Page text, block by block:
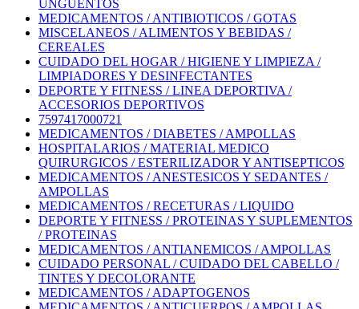
UNGUENTOS
MEDICAMENTOS / ANTIBIOTICOS / GOTAS
MISCELANEOS / ALIMENTOS Y BEBIDAS /
CEREALES
CUIDADO DEL HOGAR / HIGIENE Y LIMPIEZA /
LIMPIADORES Y DESINFECTANTES
DEPORTE Y FITNESS / LINEA DEPORTIVA /
ACCESORIOS DEPORTIVOS
7597417000721
MEDICAMENTOS / DIABETES / AMPOLLAS
HOSPITALARIOS / MATERIAL MEDICO
QUIRURGICOS / ESTERILIZADOR Y ANTISEPTICOS
MEDICAMENTOS / ANESTESICOS Y SEDANTES /
AMPOLLAS
MEDICAMENTOS / RECETURAS / LIQUIDO
DEPORTE Y FITNESS / PROTEINAS Y SUPLEMENTOS
/ PROTEINAS
MEDICAMENTOS / ANTIANEMICOS / AMPOLLAS
CUIDADO PERSONAL / CUIDADO DEL CABELLO /
TINTES Y DECOLORANTE
MEDICAMENTOS / ADAPTOGENOS